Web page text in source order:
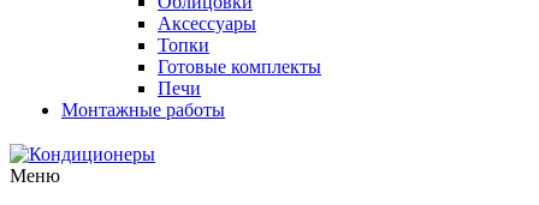
Аксессуары
Топки
Готовые комплекты
Печи
Монтажные работы
Меню